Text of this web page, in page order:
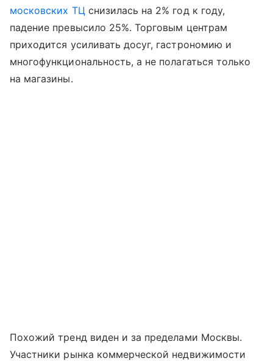
московских ТЦ снизилась на 2% год к году,
падение превысило 25%. Торговым центрам
приходится усиливать досуг, гастрономию и
многофункциональность, а не полагаться только
на магазины.
Похожий тренд виден и за пределами Москвы.
Участники рынка коммерческой недвижимости